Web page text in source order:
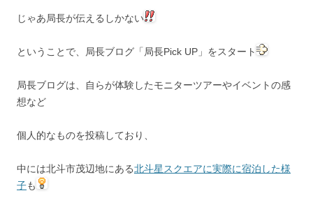
じゃあ局長が伝えるしかない
ということで、局長ブログ「局長Pick UP」をスタート
局長ブログは、自らが体験したモニターツアーやイベントの感
想など
個人的なものを投稿しており、
中には北斗市茂辺地にある北斗星スクエアに実際に宿泊した様
子も